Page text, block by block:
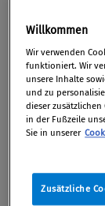
von
deutlich
detailliert
Willkommen
Wir verwenden
funktioniert. Wir
unsere Inhalte
und zu
dieser
in der Fußzeile
Sie in unserer
Zusätzliche